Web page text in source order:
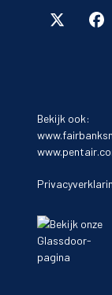
Bekijk ook: